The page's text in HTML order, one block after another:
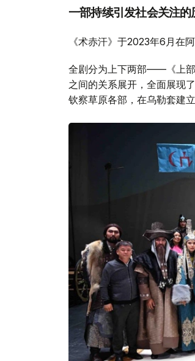
术重新诠释哈萨克国家传统
一部持续引发社会关注
《术赤汗》于2023年6月在
全剧分为上下两部——《上部